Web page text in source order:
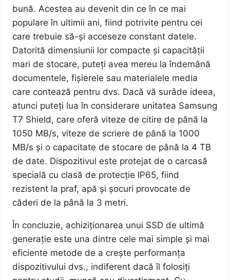
bună. Acestea au devenit din ce în ce mai
populare în ultimii ani, fiind potrivite pentru cei
care trebuie să-și acceseze constant datele.
Datorită dimensiunii lor compacte și capacității
mari de stocare, puteți avea mereu la îndemână
documentele, fișierele sau materialele media
care contează pentru dvs. Dacă vă surâde ideea,
atunci puteți lua în considerare unitatea Samsung
T7 Shield, care oferă viteze de citire de până la
1050 MB/s, viteze de scriere de până la 1000
MB/s și o capacitate de stocare de până la 4 TB
de date. Dispozitivul este protejat de o carcasă
specială cu clasă de protecție IP65, fiind
rezistent la praf, apă și șocuri provocate de
căderi de la până la 3 metri.
În concluzie, achiziționarea unui SSD de ultimă
generație este una dintre cele mai simple și mai
eficiente metode de a crește performanța
dispozitivului dvs., indiferent dacă îl folosiți